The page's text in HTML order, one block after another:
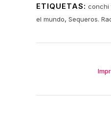
ETIQUETAS: conchi
el mundo, Sequeros.